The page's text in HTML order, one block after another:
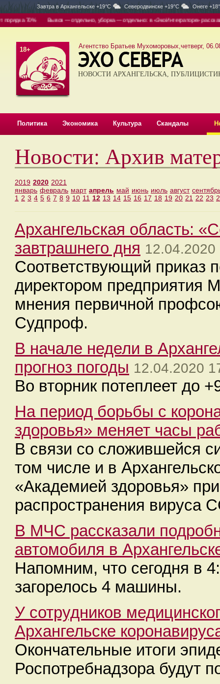
Завтра в Архангельске +19°C Северодвинске +19°C Онеге
70% Вывоз — отдельно, уборка — отдельно: в «ЭкоИнтеграторе»
18+ Агентство Братьев Мухоморовых,четверг,
НОВОСТИ АРХАНГЕЛЬСКА,
Политика Экономика Культура Скандалы
Новости: Архив
2019 2020 2021
январь февраль март апрель май июнь июль август
1 2 3 4 5 6 7 8 9 10 11 12 13 14 15 16 17 18 19 20 21 22 23
Архангельская область:
завтрашнего дня 12.04.2020
Соответствующий приказ
директором предприятия
мнения первичной
Судпроф.
В начале недели в
прогноз погоды 12.04.2020
Во вторник потеплеет до
На период борьбы с
здоровья» меняет часы
В связи со сложившейся
том числе и в
«Академией здоровья»
распространения вируса
В МЧС рассказали
автомобиля в
Напомним, что сегодня в
загорелось 4 машины.
У сотрудников
Архангельске
Окончательные итоги
Роспотребнадзора будут